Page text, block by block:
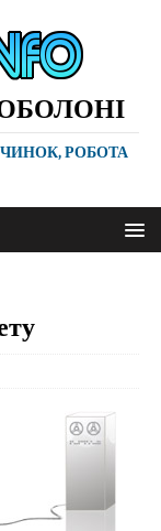
РОБОТА